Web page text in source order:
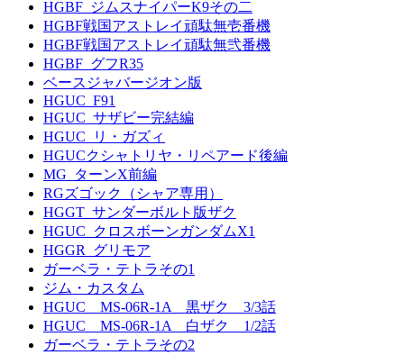
HGBF_ジムスナイパーK9その二
HGBF戦国アストレイ頑駄無壱番機
HGBF戦国アストレイ頑駄無弐番機
HGBF_グフR35
ベースジャバージオン版
HGUC_F91
HGUC_サザビー完結編
HGUC_リ・ガズィ
HGUCクシャトリヤ・リペアード後編
MG_ターンX前編
RGズゴック（シャア専用）
HGGT_サンダーボルト版ザク
HGUC_クロスボーンガンダムX1
HGGR_グリモア
ガーベラ・テトラその1
ジム・カスタム
HGUC MS-06R-1A 黒ザク 3/3話
HGUC MS-06R-1A 白ザク 1/2話
ガーベラ・テトラその2